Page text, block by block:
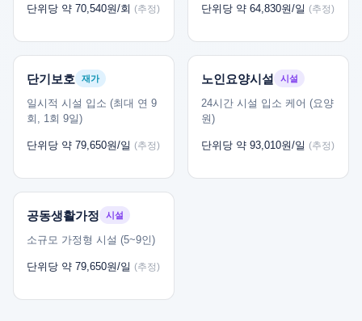
단위당 약 70,540원/회 (추정) 단위당 약 64,830원/일 (추정)
단기보호 재가
일시적 시설 입소 (최대 연 9
회, 1회 9일)
단위당 약 79,650원/일 (추정)
노인요양시설 시설
24시간 시설 입소 케어 (요양
원)
단위당 약 93,010원/일 (추정)
공동생활가정 시설
소규모 가정형 시설 (5~9인)
단위당 약 79,650원/일 (추정)